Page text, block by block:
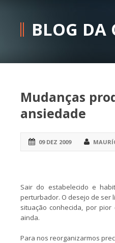
BLOG DA
Mudanças
ansiedade
09 DEZ 2009
Sair do estabelecido e
perturbador. O desejo de ser
situação conhecida, por
ainda.
Para nos reorganizarmos